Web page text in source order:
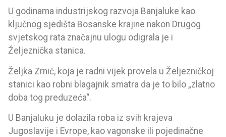
U godinama industrijskog razvoja Banjaluke kao
ključnog sjedišta Bosanske krajine nakon Drugog
svjetskog rata značajnu ulogu odigrala je i
Željeznička stanica.
Željka Zrnić, koja je radni vijek provela u Željezničkoj
stanici kao robni blagajnik smatra da je to bilo „zlatno
doba tog preduzeća“.
U Banjaluku je dolazila roba iz svih krajeva
Jugoslavije i Evrope, kao vagonske ili pojedinačne